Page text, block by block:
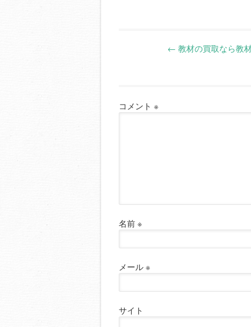
navigation
← 教材の買取なら教
コメント ※
名前 ※
メール ※
サイト